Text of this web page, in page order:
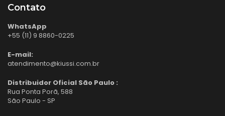
Contato
WhatsApp
+55 (11) 9 8860-0225
E-mail:
atendimento@kiussi.com.br
Distribuidor Oficial São Paulo :
Rua Ponta Porã, 588
São Paulo - SP